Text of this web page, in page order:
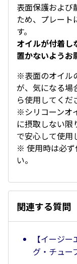
表面保護および
ため、プレート
す。
オイルが付着し
置かないようお
※表面のオイル
が、気になる場
ら使用してくだ
※シリコーンオ
に摂取しない限
で安心して使用
※ 使用時は必ず
い。
関連する質問
【イージ
グ・チュー